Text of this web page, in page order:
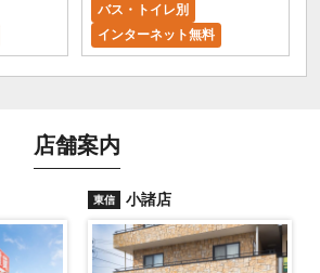
バス・トイレ別
インターネット無料
店舗案内
東信 小諸店